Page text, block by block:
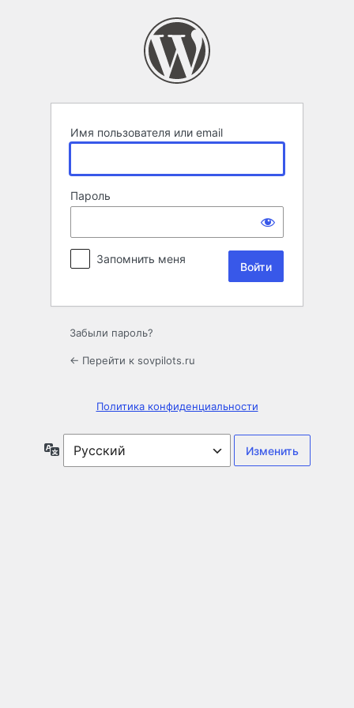
Имя пользователя или email
Пароль
Запомнить меня
Забыли пароль?
← Перейти к sovpilots.ru
Политика конфиденциальности
Язык